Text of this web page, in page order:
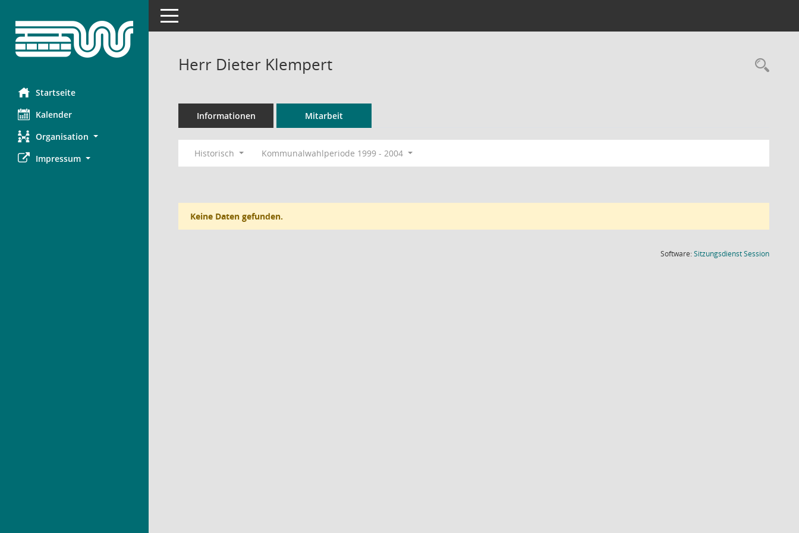
Startseite
Kalender
Organisation
Impressum
Toggle navigation
Herr Dieter Klempert
Informationen Mitarbeit
Historisch Kommunalwahlperiode 1999 - 2004
Keine Daten gefunden.
Software:SitzungsdienstSession(Wird in